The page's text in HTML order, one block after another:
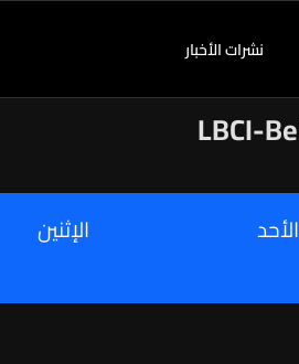
نشرات الأخبار
الأحد الإثنين